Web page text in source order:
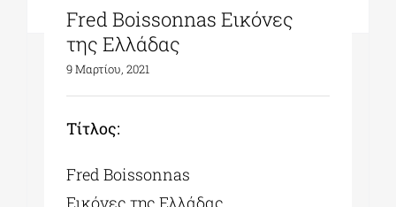
Fred Boissonnas Εικόνες
της Ελλάδας
9 Μαρτίου, 2021
Tίτλος:
Fred Boissonnas
Εικόνες της Ελλάδας